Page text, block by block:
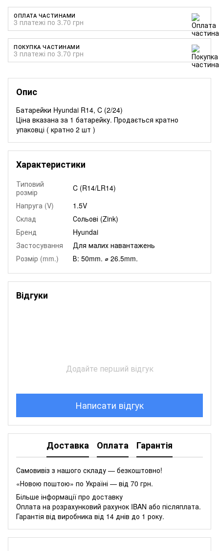
ОПЛАТА ЧАСТИНАМИ
3 платежі по 3.70 грн
ПОКУПКА ЧАСТИНАМИ
3 платежі по 3.70 грн
Опис
Батарейки Hyundai R14, C (2/24)
Ціна вказана за 1 батарейку. Продається кратно
упаковці ( кратно 2 шт )
Характеристики
Типовий
розмір
C (R14/LR14)
Напруга (V)
1.5V
Склад
Сольові (Zink)
Бренд
Hyundai
Застосування
Для малих навантажень
Розмір (mm.)
В: 50mm. ⌀ 26.5mm.
Відгуки
Додайте перший відгук
Написати відгук
Доставка Оплата Гарантія
Самовивіз з нашого складу — безкоштовно!
«Новою поштою» по Україні — від 70 грн.
Більше інформації про доставку
Оплата на розрахунковий рахунок IBAN або післяплата.
Гарантія від виробника від 14 днів до 1 року.